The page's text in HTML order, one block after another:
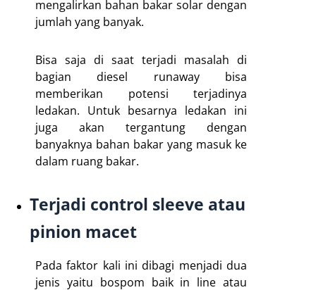
mengalirkan bahan bakar solar dengan
jumlah yang banyak.
Bisa saja di saat terjadi masalah di
bagian diesel runaway bisa
memberikan potensi terjadinya
ledakan. Untuk besarnya ledakan ini
juga akan tergantung dengan
banyaknya bahan bakar yang masuk ke
dalam ruang bakar.
Terjadi control sleeve atau
pinion macet
Pada faktor kali ini dibagi menjadi dua
jenis yaitu bospom baik in line atau